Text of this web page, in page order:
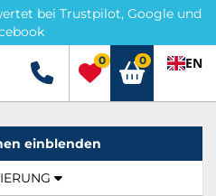
bei Trustpilot, Google und
+49 5741 3222690
0 0 EN
einblenden
NAVIGATION